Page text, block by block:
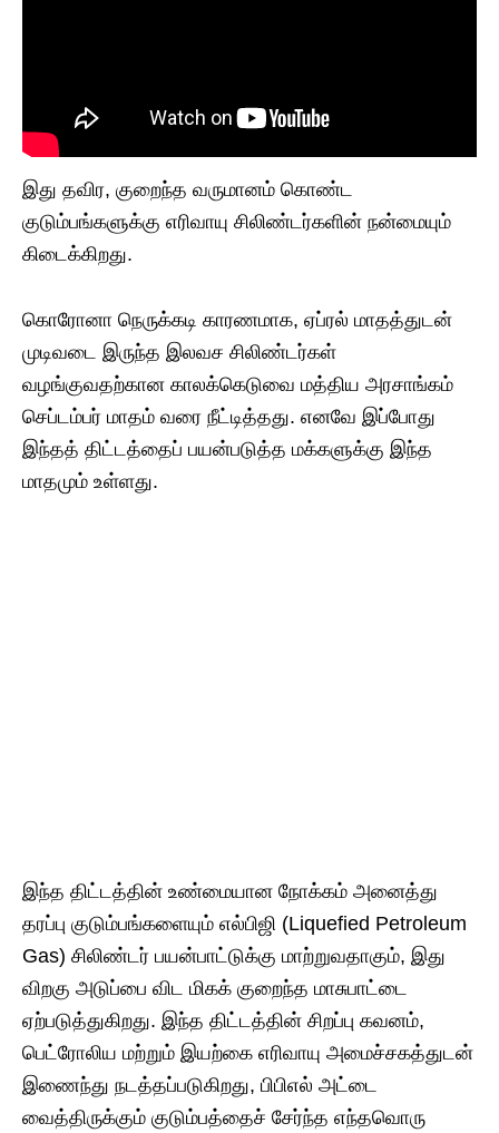
இது தவிர, குறைந்த வருமானம் கொண்ட
குடும்பங்களுக்கு எரிவாயு சிலிண்டர்களின் நன்மையும்
கிடைக்கிறது.
கொரோனா நெருக்கடி காரணமாக, ஏப்ரல் மாதத்துடன்
முடிவடை இருந்த இலவச சிலிண்டர்கள்
வழங்குவதற்கான காலக்கெடுவை மத்திய அரசாங்கம்
செப்டம்பர் மாதம் வரை நீட்டித்தது. எனவே இப்போது
இந்தத் திட்டத்தைப் பயன்படுத்த மக்களுக்கு இந்த
மாதமும் உள்ளது.
இந்த திட்டத்தின் உண்மையான நோக்கம் அனைத்து
தரப்பு குடும்பங்களையும் எல்பிஜி (Liquefied Petroleum
Gas) சிலிண்டர் பயன்பாட்டுக்கு மாற்றுவதாகும், இது
விறகு அடுப்பை விட மிகக் குறைந்த மாசுபாட்டை
ஏற்படுத்துகிறது. இந்த திட்டத்தின் சிறப்பு கவனம்,
பெட்ரோலிய மற்றும் இயற்கை எரிவாயு அமைச்சகத்துடன்
இணைந்து நடத்தப்படுகிறது, பிபிஎல் அட்டை
வைத்திருக்கும் குடும்பத்தைச் சேர்ந்த எந்தவொரு